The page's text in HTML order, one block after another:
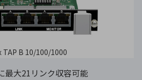
TAP B 10/100/1000
最大21リンク収容可能